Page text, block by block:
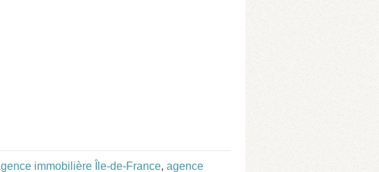
immobilière Île-de-France, agence